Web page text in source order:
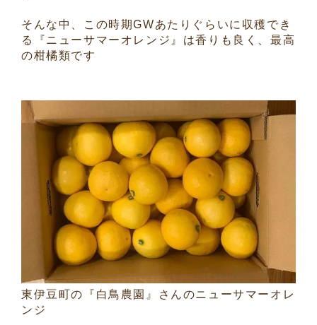
そんな中、この時期GWあたりぐらいに収穫でき
る『ニューサマーオレンジ』は香りも良く、最高
の柑橘類です
東伊豆町の『白鳥農園』さんのニューサマーオレ
ンジ